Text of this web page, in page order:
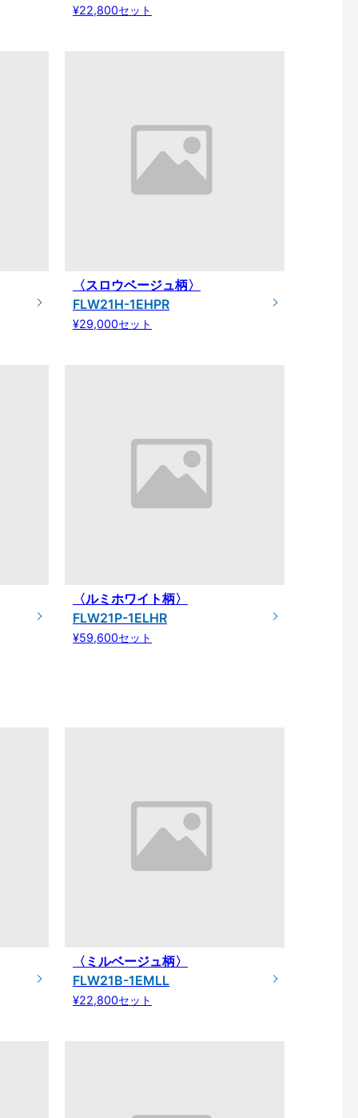
¥22,800セット
〈スロウベージュ柄〉
FLW21H-1EHPR
¥29,000セット
〈ルミホワイト柄〉
FLW21P-1ELHR
¥59,600セット
〈ミルベージュ柄〉
FLW21B-1EMLL
¥22,800セット